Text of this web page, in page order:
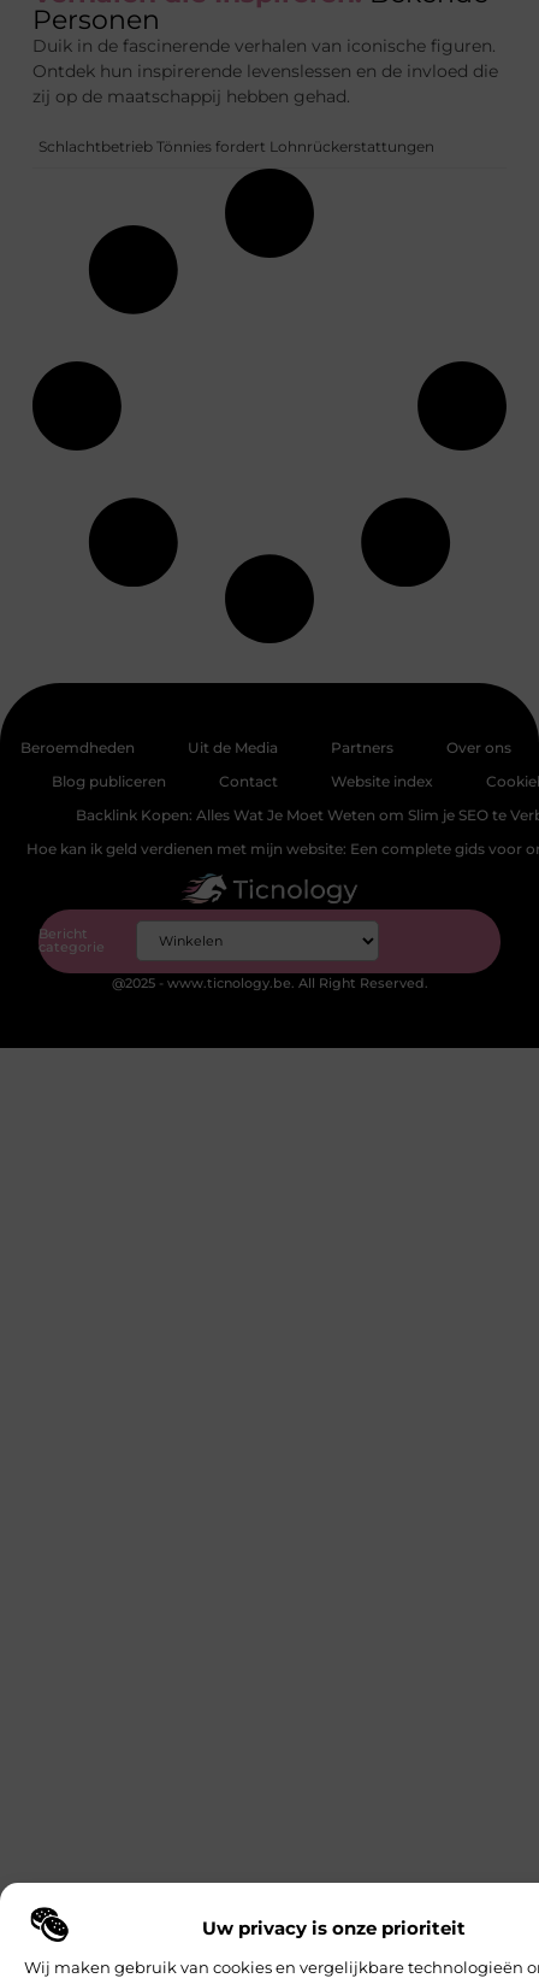
Uw privacy is onze prioriteit
Wij maken gebruik van cookies en vergelijkbare technologieën
Personen
Duik in de fascinerende verhalen van iconische figuren.
Ontdek hun inspirerende levenslessen en de invloed die
zij op de maatschappij hebben gehad.
Schlachtbetrieb Tönnies fordert Lohnrückerstattungen
Beroemdheden Uit de Media Partners
Over ons
Blog publiceren
Contact Website index
Backlink Kopen: Alles Wat Je Moet Weten om Slim je SEO te
Hoe kan ik geld verdienen met mijn website: Een complete gids voor
Bericht
categorie
@2025 - www.ticnology.be. All Right Reserved.